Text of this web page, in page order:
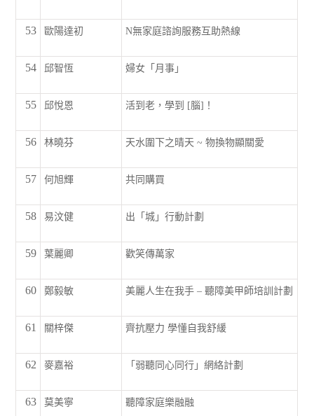
53 歐陽達初 N無家庭諮詢服務互助熱線
54 邱智恆 婦女「月事」
55 邱悅恩 活到老，學到 [腦]！
56 林曉芬 天水圍下之晴天 ~ 物換物顯關愛
57 何旭輝 共同購買
58 易汶健 出「城」行動計劃
59 葉麗卿 歡笑傳萬家
60 鄭毅敏 美麗人生在我手 – 聽障美甲師培訓計劃
61 關梓傑 齊抗壓力 學懂自我舒緩
62 麥嘉裕 「弱聽同心同行」網絡計劃
63 莫美寧 聽障家庭樂融融